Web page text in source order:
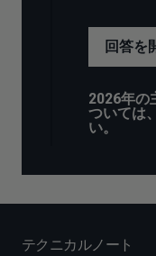
回答を
2026年の
ついては
い。
テクニカルノート